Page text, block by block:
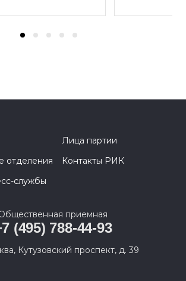
Лица партии
отделения
Контакты РИК
службы
приемная
(495) 788-44-93
Кутузовский проспект, д. 39